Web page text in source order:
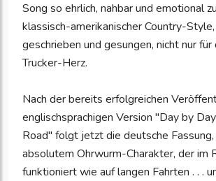
Song so ehrlich, nahbar und emotional
klassisch-amerikanischer Country-
geschrieben und gesungen, nicht nur
Trucker-Herz.
Nach der bereits erfolgreichen
englischsprachigen Version "Day by
Road" folgt jetzt die deutsche
absolutem Ohrwurm-Charakter, der im
funktioniert wie auf langen Fahrten . . .